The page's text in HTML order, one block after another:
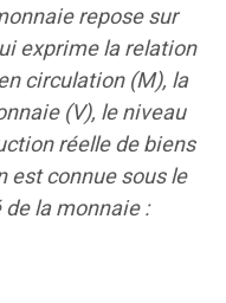
repose sur
exprime la relation
circulation (M), la
(V), le niveau
réelle de biens
est connue sous le
la monnaie :